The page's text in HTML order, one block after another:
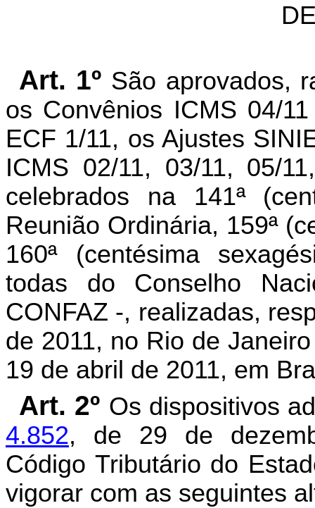
Art. 1º São aprovados,
os Convênios ICMS 04/
ECF 1/11, os Ajustes
ICMS 02/11, 03/11, 05/
celebrados na 141ª
Reunião Ordinária, 159ª
160ª (centésima
todas do Conselho
CONFAZ -, realizadas,
de 2011, no Rio de
19 de abril de 2011, em
Art. 2º Os dispositivos
4.852, de 29 de
Código Tributário do
vigorar com as seguintes